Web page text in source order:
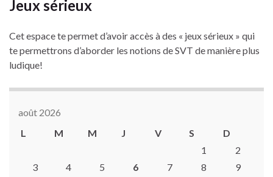
Jeux sérieux
Cet espace te permet d’avoir accès à des « jeux sérieux » qui
te permettrons d’aborder les notions de SVT de manière plus
ludique!
août 2026
L
M M J V S
D
1
2
3
4 5 6 7 8
9